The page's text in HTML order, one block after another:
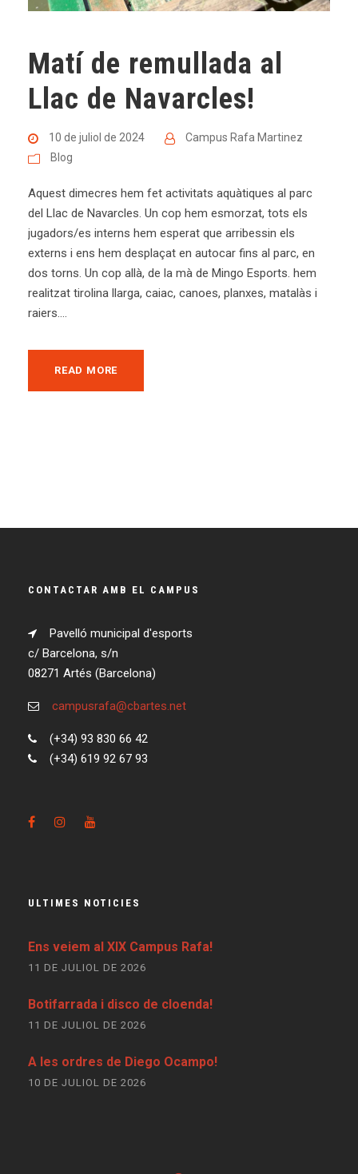
Matí de remullada al
Llac de Navarcles!
10 de juliol de 2024
Campus Rafa Martinez
Blog
Aquest dimecres hem fet activitats aquàtiques al parc
del Llac de Navarcles. Un cop hem esmorzat, tots els
jugadors/es interns hem esperat que arribessin els
externs i ens hem desplaçat en autocar fins al parc, en
dos torns. Un cop allà, de la mà de Mingo Esports. hem
realitzat tirolina llarga, caiac, canoes, planxes, matalàs i
raiers....
READ MORE
CONTACTAR AMB EL CAMPUS
Pavelló municipal d'esports
c/ Barcelona, s/n
08271 Artés (Barcelona)
campusrafa@cbartes.net
(+34) 93 830 66 42
(+34) 619 92 67 93
ULTIMES NOTICIES
Ens veiem al XIX Campus Rafa!
11 DE JULIOL DE 2026
Botifarrada i disco de cloenda!
11 DE JULIOL DE 2026
A les ordres de Diego Ocampo!
10 DE JULIOL DE 2026